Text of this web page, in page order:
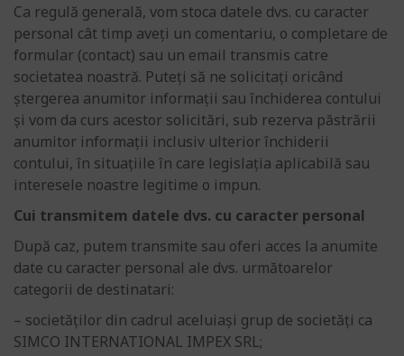
Ca regulă generală, vom stoca datele dvs. cu caracter
personal cât timp aveți un comentariu, o completare de
formular (contact) sau un email transmis catre
societatea noastră. Puteți să ne solicitați oricând
ștergerea anumitor informații sau închiderea contului
și vom da curs acestor solicitări, sub rezerva păstrării
anumitor informații inclusiv ulterior închiderii
contului, în situațiile în care legislația aplicabilă sau
interesele noastre legitime o impun.
Cui transmitem datele dvs. cu caracter personal
După caz, putem transmite sau oferi acces la anumite
date cu caracter personal ale dvs. următoarelor
categorii de destinatari:
– societăților din cadrul aceluiași grup de societăți ca
SIMCO INTERNATIONAL IMPEX SRL;